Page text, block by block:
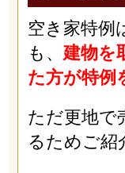
空き家特例
も、 建物を
た方が特例
ただ更地で
るためご紹